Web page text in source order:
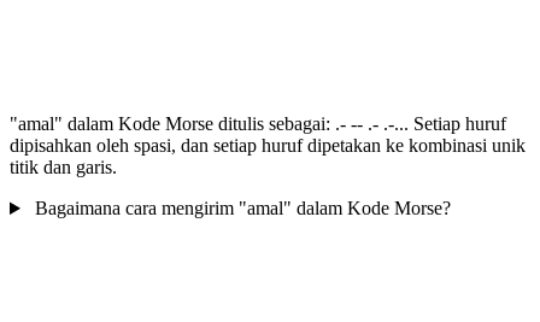
"amal" dalam Kode Morse ditulis sebagai: .- -- .- .-... Setiap huruf
dipisahkan oleh spasi, dan setiap huruf dipetakan ke kombinasi unik
titik dan garis.
Bagaimana cara mengirim "amal" dalam Kode Morse?